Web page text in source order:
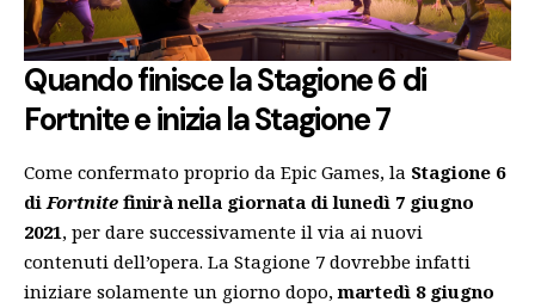
Quando finisce la Stagione 6 di
Fortnite e inizia la Stagione 7
Come confermato proprio da Epic Games, la Stagione 6
di Fortnite finirà nella giornata di lunedì 7 giugno
2021, per dare successivamente il via ai nuovi
contenuti dell’opera. La Stagione 7 dovrebbe infatti
iniziare solamente un giorno dopo,martedì 8 giugno